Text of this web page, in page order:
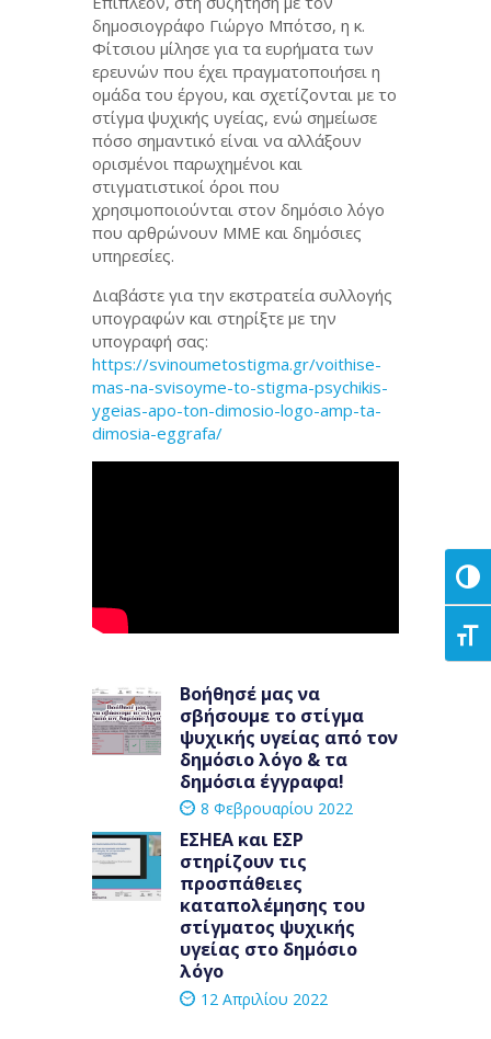
δημοσιογράφο Γιώργο Μπότσο, η κ.
Φίτσιου μίλησε για τα ευρήματα των
ερευνών που έχει πραγματοποιήσει η
ομάδα του έργου, και σχετίζονται με το
στίγμα ψυχικής υγείας, ενώ σημείωσε
πόσο σημαντικό είναι να αλλάξουν
ορισμένοι παρωχημένοι και
στιγματιστικοί όροι που
χρησιμοποιούνται στον δημόσιο λόγο
που αρθρώνουν ΜΜΕ και δημόσιες
υπηρεσίες.
Διαβάστε για την εκστρατεία συλλογής
υπογραφών και στηρίξτε με την
υπογραφή σας:
https://svinoumetostigma.gr/voithise-
mas-na-svisoyme-to-stigma-psychikis-
ygeias-apo-ton-dimosio-logo-amp-ta-
dimosia-eggrafa/
Πλοήγηση
άρθρων
Previous
post:
Βοήθησέ μας να
σβήσουμε το στίγμα
ψυχικής υγείας από τον
δημόσιο λόγο & τα
δημόσια έγγραφα!
8 Φεβρουαρίου 2022
Next
post:
ΕΣΗΕΑ και ΕΣΡ
στηρίζουν τις
προσπάθειες
καταπολέμησης του
στίγματος ψυχικής
υγείας στο δημόσιο
λόγο
12 Απριλίου 2022